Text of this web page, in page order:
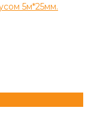
5м*25мм.